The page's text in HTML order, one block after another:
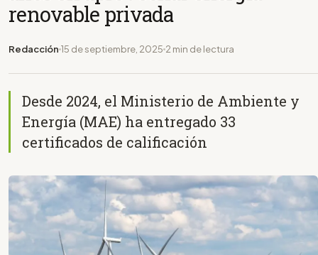
renovable privada
Redacción 15 de septiembre, 2025 2 min de lectura
Desde 2024, el Ministerio de Ambiente y
Energía (MAE) ha entregado 33
certificados de calificación